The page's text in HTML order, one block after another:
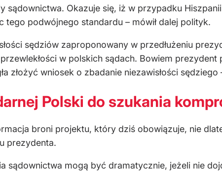
sądownictwa. Okazuje się, iż w przypadku
tego podwójnego standardu – mówił dalej polityk.
sędziów zaproponowany w przedłużeniu
w polskich sądach. Bowiem
złożyć wniosek o zbadanie niezawisłości
Polski do szukania
broni projektu, który dziś obowiązuje, nie
prezydenta.
sądownictwa mogą być dramatycznie, jeżeli nie